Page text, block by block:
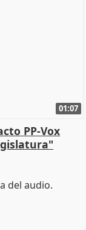
01:07
PP-Vox